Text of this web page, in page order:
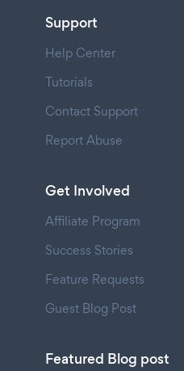
Support
Help Center
Tutorials
Contact Support
Report Abuse
Get Involved
Affiliate Program
Success Stories
Feature Requests
Guest Blog Post
Featured Blog post